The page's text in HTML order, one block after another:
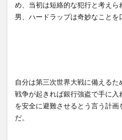
め、当初は短絡的な犯行と考え
男、ハードラップは奇妙なことを
自分は第三次世界大戦に備える
戦争が起きれば銀行強盗で手に
を安全に避難させるとう言う計
だ。